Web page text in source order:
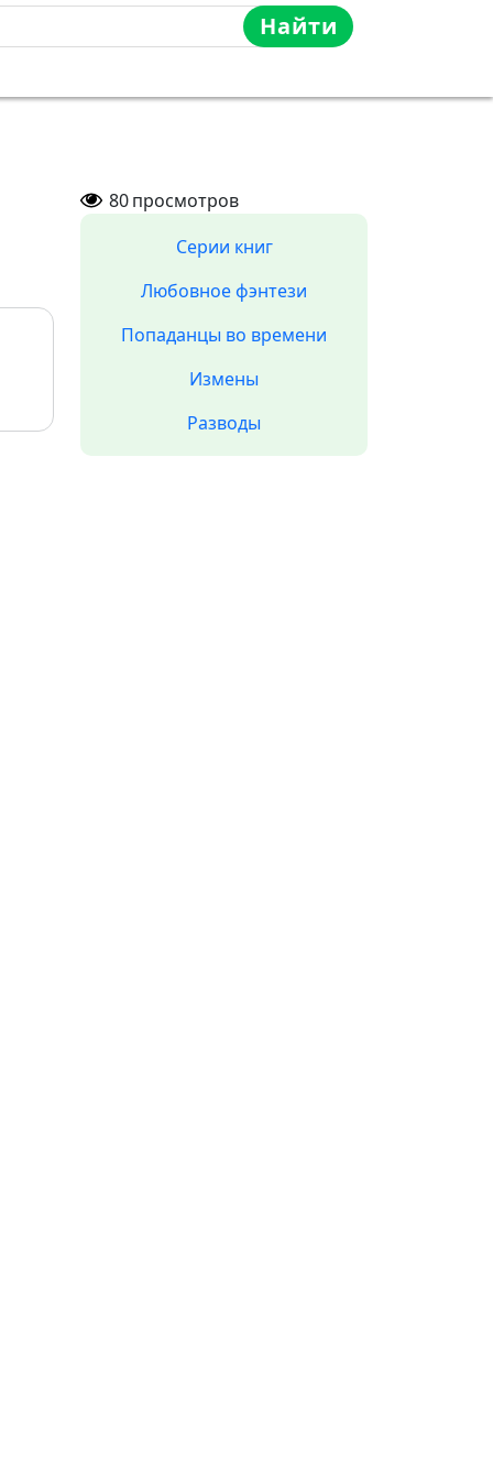
Найти
80просмотров
Серии книг
Любовное фэнтези
Попаданцы во времени
Измены
Разводы